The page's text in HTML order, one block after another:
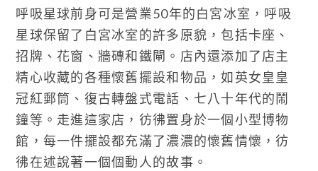
呼吸星球前身可是營業50年的白宮冰室，呼吸
星球保留了白宮冰室的許多原貌，包括卡座、
招牌、花窗、牆磚和鐵閘。店內還添加了店主
精心收藏的各種懷舊擺設和物品，如英女皇皇
冠紅郵筒、復古轉盤式電話、七八十年代的鬧
鐘等。走進這家店，彷彿置身於一個小型博物
館，每一件擺設都充滿了濃濃的懷舊情懷，彷
彿在述說著一個個動人的故事。